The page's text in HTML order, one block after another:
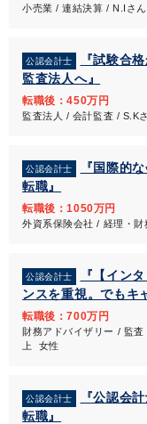
小売業 / 連結決算 / N.Iさ
公認会計士
『試験合
監査法人へ』
転職後：450万円
監査法人 / 会計監査 / S.K
公認会計士
『国際的
転職』
転職後：1050万円
外資系保険会社 / 経理・
公認会計士
『【イン
ンスを重視。でもキ
転職後：700万円
財務アドバイザリー / 監
上 女性
公認会計士
『公認会
転職』